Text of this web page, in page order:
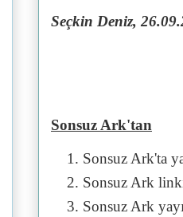
Seçkin Deniz,
Sonsuz Ark'tan
Sonsuz Ark'ta
Sonsuz Ark
Sonsuz Ark